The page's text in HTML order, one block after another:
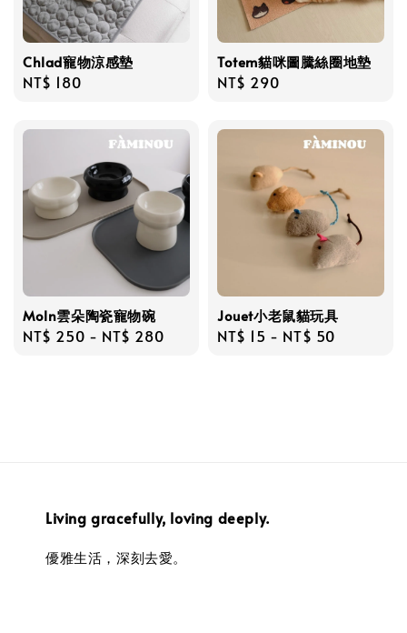
Chlad寵物涼感墊
Regular
NT$ 180
Totem貓咪圖騰絲圈地墊
Regular
NT$ 290
Moln雲朵陶瓷寵物碗
Regular
NT$ 250 - NT$ 280
Jouet小老鼠貓玩具
Regular
NT$ 15 - NT$ 50
Living gracefully, loving deeply.
優雅生活，深刻去愛。